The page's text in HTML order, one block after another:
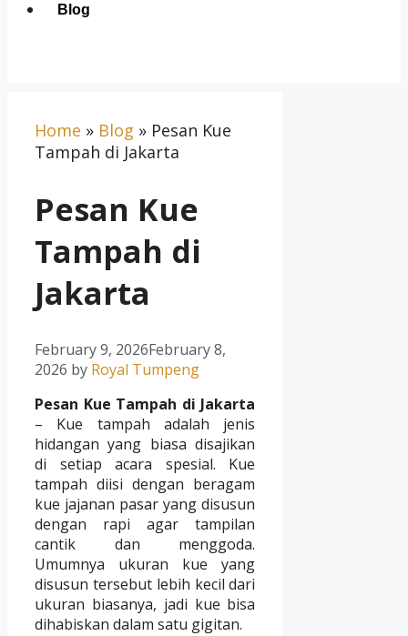
Blog
Home » Blog » Pesan Kue
Tampah di Jakarta
Pesan Kue
Tampah di
Jakarta
February 9, 2026February 8,
2026 by Royal Tumpeng
Pesan Kue Tampah di Jakarta
– Kue tampah adalah jenis
hidangan yang biasa disajikan
di setiap acara spesial. Kue
tampah diisi dengan beragam
kue jajanan pasar yang disusun
dengan rapi agar tampilan
cantik dan menggoda.
Umumnya ukuran kue yang
disusun tersebut lebih kecil dari
ukuran biasanya, jadi kue bisa
dihabiskan dalam satu gigitan.